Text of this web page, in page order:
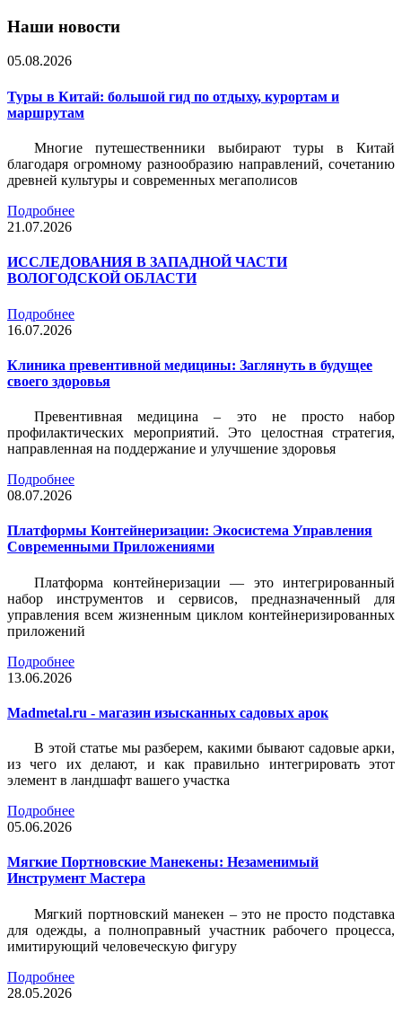
Наши новости
05.08.2026
Туры в Китай: большой гид по отдыху, курортам и
маршрутам
Многие путешественники выбирают туры в Китай
благодаря огромному разнообразию направлений, сочетанию
древней культуры и современных мегаполисов
Подробнее
21.07.2026
ИССЛЕДОВАНИЯ В ЗАПАДНОЙ ЧАСТИ
ВОЛОГОДСКОЙ ОБЛАСТИ
Подробнее
16.07.2026
Клиника превентивной медицины: Заглянуть в будущее
своего здоровья
Превентивная медицина – это не просто набор
профилактических мероприятий. Это целостная стратегия,
направленная на поддержание и улучшение здоровья
Подробнее
08.07.2026
Платформы Контейнеризации: Экосистема Управления
Современными Приложениями
Платформа контейнеризации — это интегрированный
набор инструментов и сервисов, предназначенный для
управления всем жизненным циклом контейнеризированных
приложений
Подробнее
13.06.2026
Madmetal.ru - магазин изысканных садовых арок
В этой статье мы разберем, какими бывают садовые арки,
из чего их делают, и как правильно интегрировать этот
элемент в ландшафт вашего участка
Подробнее
05.06.2026
Мягкие Портновские Манекены: Незаменимый
Инструмент Мастера
Мягкий портновский манекен – это не просто подставка
для одежды, а полноправный участник рабочего процесса,
имитирующий человеческую фигуру
Подробнее
28.05.2026